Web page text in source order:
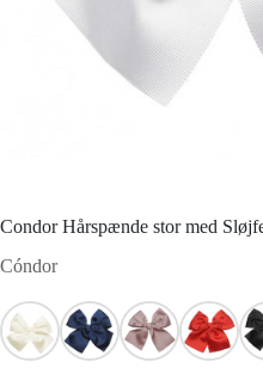
Condor Hårspænde stor med
Cóndor